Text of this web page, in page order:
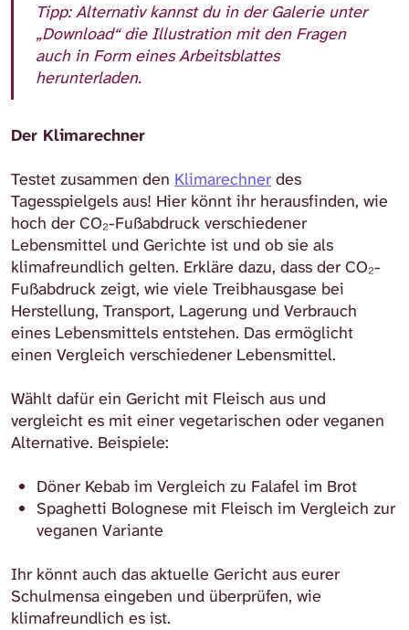
Tipp:Alternativ kannst du in der Galerie unter
„Download“ die Illustration mit den Fragen
auch in Form eines Arbeitsblattes
herunterladen.
Der Klimarechner
Testet zusammen den Klimarechner des
Tagesspielgels aus! Hier könnt ihr herausfinden, wie
hoch der CO₂-Fußabdruck verschiedener
Lebensmittel und Gerichte ist und ob sie als
klimafreundlich gelten. Erkläre dazu, dass der CO₂-
Fußabdruck zeigt, wie viele Treibhausgase bei
Herstellung, Transport, Lagerung und Verbrauch
eines Lebensmittels entstehen. Das ermöglicht
einen Vergleich verschiedener Lebensmittel.
Wählt dafür ein Gericht mit Fleisch aus und
vergleicht es mit einer vegetarischen oder veganen
Alternative. Beispiele:
Döner Kebab im Vergleich zu Falafel im Brot
Spaghetti Bolognese mit Fleisch im Vergleich zur
veganen Variante
Ihr könnt auch das aktuelle Gericht aus eurer
Schulmensa eingeben und überprüfen, wie
klimafreundlich es ist.